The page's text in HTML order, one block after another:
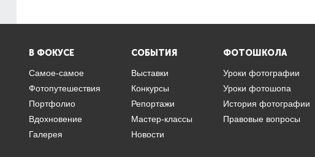
В ФОКУСЕ
Самое-самое
Фотопутешествия
Портфолио
Вдохновение
Галерея
СОБЫТИЯ
Выставки
Конкурсы
Репортажи
Мастер-классы
Новости
ФОТОШКОЛА
Уроки фотографии
Уроки фотошопа
История фотографии
Правовые вопросы